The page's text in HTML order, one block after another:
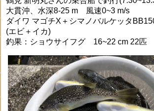
大貫沖、水深8-25 m 風速0~3 m/s
ダイワ マゴチX＋シマノバルケッタ
(エビ＋イカ)
釣果：ショウサイフグ 16~22 cm 22匹